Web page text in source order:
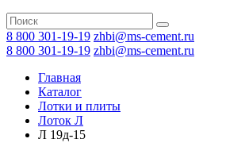
8 800 301-19-19 zhbi@ms-cement.ru
8 800 301-19-19 zhbi@ms-cement.ru
Главная
Каталог
Лотки и плиты
Лоток Л
Л 19д-15